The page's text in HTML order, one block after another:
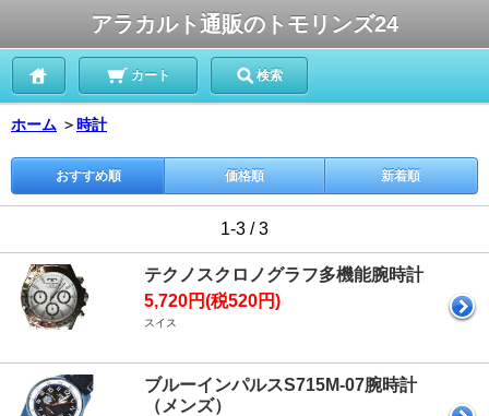
アラカルト通販のトモリンズ24
カート 検索
ホーム ＞ 時計
おすすめ順 価格順 新着順
1-3 / 3
テクノスクロノグラフ多機能腕時計
5,720円(税520円)
スイス
ブルーインパルスS715M-07腕時計
（メンズ）